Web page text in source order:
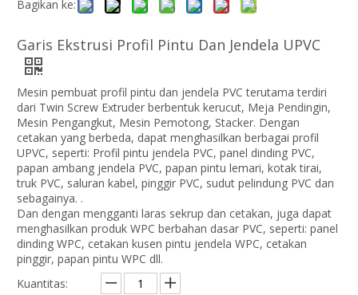
Bagikan ke:
Garis Ekstrusi Profil Pintu Dan Jendela UPVC
Mesin pembuat profil pintu dan jendela PVC terutama terdiri
dari Twin Screw Extruder berbentuk kerucut, Meja Pendingin,
Mesin Pengangkut, Mesin Pemotong, Stacker. Dengan
cetakan yang berbeda, dapat menghasilkan berbagai profil
UPVC, seperti: Profil pintu jendela PVC, panel dinding PVC,
papan ambang jendela PVC, papan pintu lemari, kotak tirai,
truk PVC, saluran kabel, pinggir PVC, sudut pelindung PVC dan
sebagainya. .
Dan dengan mengganti laras sekrup dan cetakan, juga dapat
menghasilkan produk WPC berbahan dasar PVC, seperti: panel
dinding WPC, cetakan kusen pintu jendela WPC, cetakan
pinggir, papan pintu WPC dll.
Kuantitas: